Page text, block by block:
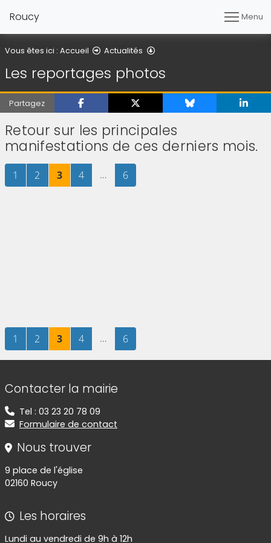
Roucy Menu
Vous êtes ici : Accueil Actualités
Les reportages photos
Partagez
Retour sur les principales
manifestations de ces derniers mois.
Page
1 sur 6Page
2 sur 6Page
3sur 6Page
4sur 6
… Page
6sur 6
Page
1 sur 6Page
2 sur 6Page
3sur 6Page
4sur 6
… Page
6sur 6
Informations de contact
Contacter la mairie
Tel : 03 23 20 78 09
Formulaire de contact
Nous trouver
9 place de l'église
02160 Roucy
Les horaires
Lundi au vendredi de 9h à 12h